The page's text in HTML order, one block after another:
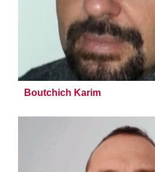
Boutchich Karim